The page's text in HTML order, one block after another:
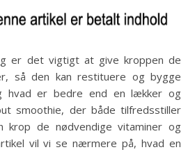
så den kan restituere og bygge
hvad er bedre end en lækker og
smoothie, der både tilfredsstiller
krop de nødvendige vitaminer og
vil vi se nærmere på, hvad en